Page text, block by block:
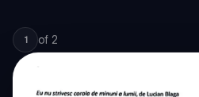
1 of 2